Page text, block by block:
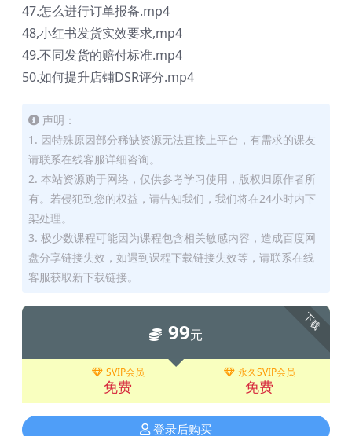
47.怎么进行订单报备.mp4
48,小红书发货实效要求,mp4
49.不同发货的赔付标准.mp4
50.如何提升店铺DSR评分.mp4
声明：
1. 因特殊原因部分稀缺资源无法直接上平台，有需求的课友
请联系在线客服详细咨询。
2. 本站资源购于网络，仅供参考学习使用，版权归原作者所
有。若侵犯到您的权益，请告知我们，我们将在24小时内下
架处理。
3. 极少数课程可能因为课程包含相关敏感内容，造成百度网
盘分享链接失效，如遇到课程下载链接失效等，请联系在线
客服获取新下载链接。
下载
99元
SVIP会员
免费
永久SVIP会员
免费
登录后购买